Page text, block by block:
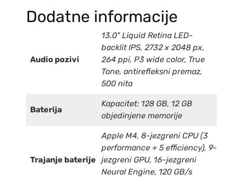
Dodatne informacije
Audio pozivi
13.0" Liquid Retina LED-
backlit IPS, 2732 x 2048 px,
264 ppi, P3 wide color, True
Tone, antirefleksni premaz,
500 nita
Baterija
Kapacitet: 128 GB, 12 GB
objedinjene memorije
Trajanje baterije
Apple M4, 8-jezgreni CPU (3
performance + 5 efficiency), 9-
jezgreni GPU, 16-jezgreni
Neural Engine, 120 GB/s